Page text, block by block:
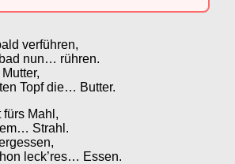
verführen,
nun… rühren.
Topf die… Butter.
fürs Mahl,
Strahl.
leck’res… Essen.